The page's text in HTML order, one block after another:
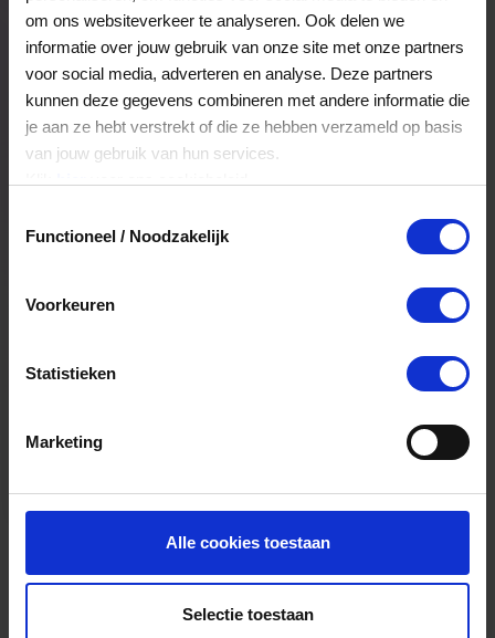
om ons websiteverkeer te analyseren. Ook delen we
informatie over jouw gebruik van onze site met onze partners
voor social media, adverteren en analyse. Deze partners
kunnen deze gegevens combineren met andere informatie die
je aan ze hebt verstrekt of die ze hebben verzameld op basis
van jouw gebruik van hun services.
Functioneel / Noodzakelijk
Voorkeuren
Statistieken
Marketing
Alle cookies toestaan
Selectie toestaan
Veelgestelde Vragen
Hoelang blijft mijn saldo geldig?
Het volledige saldo op de VVV cadeaukaart
is minimaal drie jaar geldig.
Kan ik het saldo in delen besteden?
cadeaukaart in delen uitgeven.
Ja, je mag het saldo van je VVV
cadeaukaart in delen uitgeven.